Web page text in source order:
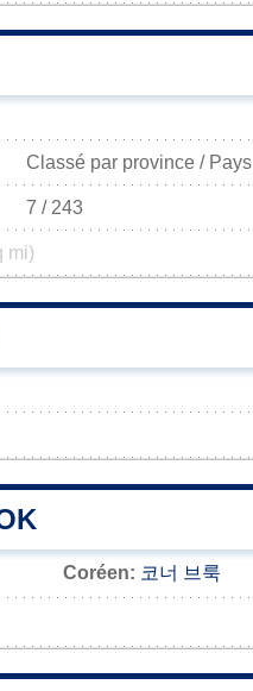
Classé par province / Pays
7 / 243
mi)
Coréen: 코너 브룩